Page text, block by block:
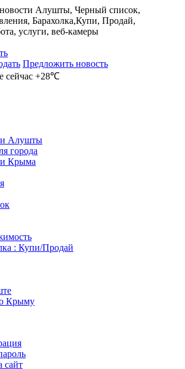
Предложить новость
+28℃
Алушты
города
Крыма
: Купи/Продай
Крыму
сайт